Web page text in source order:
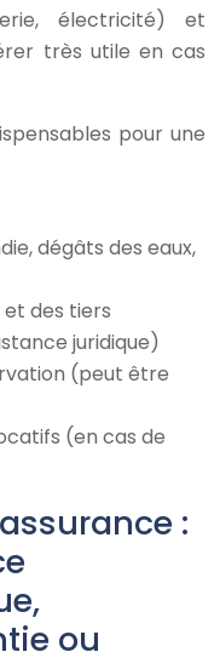
électricité) et
très utile en cas
pour une
dégâts des eaux,
des tiers
juridique)
(peut être
(en cas de
:
ou